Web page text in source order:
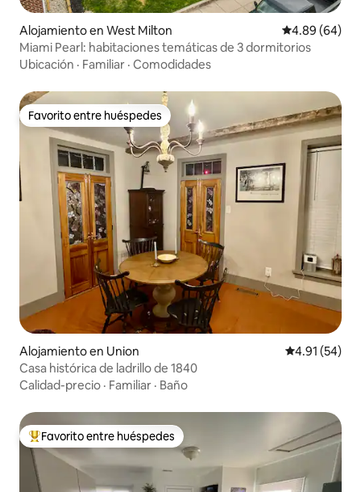
Alojamiento en West Milton Calificación
4.89 (64)
Miami Pearl: habitaciones temáticas de 3 dormitorios
Ubicación · Familiar · Comodidades
Favorito entre huéspedes
Favorito entre huéspedes
Alojamiento en Union Calificación
4.91 (54)
Casa histórica de ladrillo de 1840
Calidad-precio · Familiar · Baño
Favorito entre huéspedes preferido
Favorito entre huéspedes